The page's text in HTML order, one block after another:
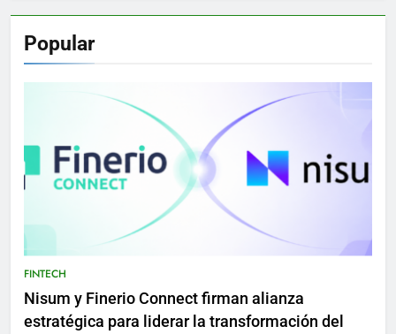
Popular
FINTECH
Nisum y Finerio Connect firman alianza
estratégica para liderar la transformación del